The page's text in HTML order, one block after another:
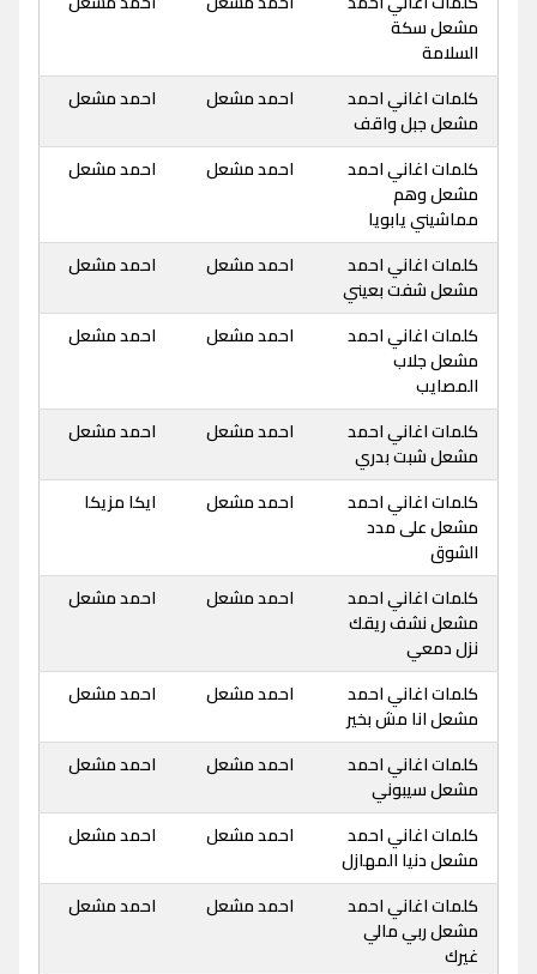
مشعل سكة
السلامة
كلمات اغاني احمد
مشعل جبل واقف
احمد مشعل احمد مشعل
كلمات اغاني احمد
مشعل وهم
مماشيني يابويا
احمد مشعل احمد مشعل
كلمات اغاني احمد
مشعل شفت بعيني
احمد مشعل احمد مشعل
كلمات اغاني احمد
مشعل جلاب
المصايب
احمد مشعل احمد مشعل
كلمات اغاني احمد
مشعل شبت بدري
احمد مشعل احمد مشعل
كلمات اغاني احمد
مشعل على مدد
الشوق
احمد مشعل ايكا مزيكا
كلمات اغاني احمد
مشعل نشف ريقك
نزل دمعي
احمد مشعل احمد مشعل
كلمات اغاني احمد
مشعل انا مش بخير
احمد مشعل احمد مشعل
كلمات اغاني احمد
مشعل سيبوني
احمد مشعل احمد مشعل
كلمات اغاني احمد
مشعل دنيا المهازل
احمد مشعل احمد مشعل
كلمات اغاني احمد
مشعل ربي مالي
غيرك
احمد مشعل احمد مشعل